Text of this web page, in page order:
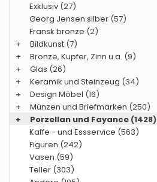
Exklusiv (27)
Georg Jensen silber (57)
Fransk bronze (2)
+
Bildkunst (7)
+
Bronze, Kupfer, Zinn u.a. (9)
+
Glas (26)
+
Keramik und Steinzeug (34)
+
Design Möbel (16)
+
Münzen und Briefmarken (250)
+
Porzellan und Fayance (1428)
Kaffe - und Essservice (563)
Figuren (242)
Vasen (59)
Teller (303)